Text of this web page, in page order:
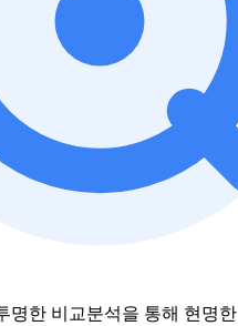
명한 비교분석을 통해 현명